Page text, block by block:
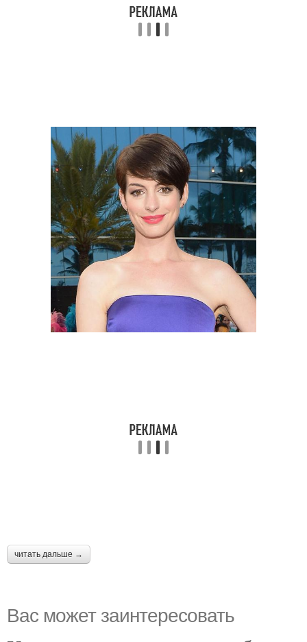
читать дальше →
Вас может заинтересовать